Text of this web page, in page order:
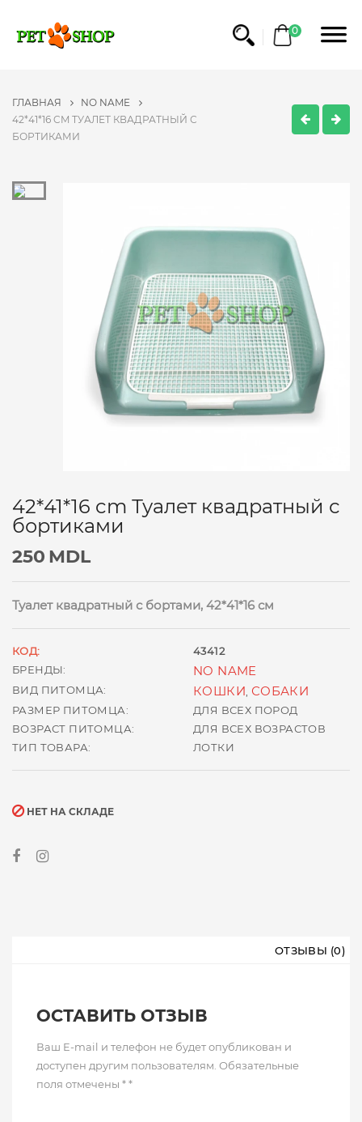
0
ГЛАВНАЯ
NO NAME
42*41*16 CM ТУАЛЕТ КВАДРАТНЫЙ С
БОРТИКАМИ
42*41*16 cm Туалет квадратный с
бортиками
250 MDL
Туалет квадратный с бортами, 42*41*16 см
КОД:
43412
БРЕНДЫ:
NO NAME
ВИД ПИТОМЦА: КОШКИ СОБАКИ
РАЗМЕР ПИТОМЦА:
ДЛЯ ВСЕХ ПОРОД
ВОЗРАСТ ПИТОМЦА:
ДЛЯ ВСЕХ ВОЗРАСТОВ
ТИП ТОВАРА:
ЛОТКИ
НЕТ НА СКЛАДЕ
ОТЗЫВЫ (0)
ОСТАВИТЬ ОТЗЫВ
Ваш E-mail и телефон не будет опубликован и
доступен другим пользователям. Обязательные
поля отмечены * *